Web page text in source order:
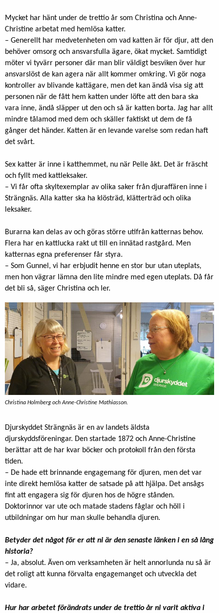
Mycket har hänt under de trettio år som Christina och Anne-
Christine arbetat med hemlösa katter.
– Generellt har medvetenheten om vad katten är för djur, att den
behöver omsorg och ansvarsfulla ägare, ökat mycket. Samtidigt
möter vi tyvärr personer där man blir väldigt besviken över hur
ansvarslöst de kan agera när allt kommer omkring. Vi gör noga
kontroller av blivande kattägare, men det kan ändå visa sig att
personen när de fått hem katten under löfte att den bara ska
vara inne, ändå släpper ut den och så är katten borta. Jag har allt
mindre tålamod med dem och skäller faktiskt ut dem de få
gånger det händer. Katten är en levande varelse som redan haft
det svårt.
Sex katter är inne i katthemmet, nu när Pelle åkt. Det är fräscht
och fyllt med kattleksaker.
– Vi får ofta skyltexemplar av olika saker från djuraffären inne i
Strängnäs. Alla katter ska ha klösträd, klätterträd och olika
leksaker.
Burarna kan delas av och göras större utifrån katternas behov.
Flera har en kattlucka rakt ut till en innätad rastgård. Men
katternas egna preferenser får styra.
– Som Gunnel, vi har erbjudit henne en stor bur utan uteplats,
men hon vägrar lämna den lite mindre med egen uteplats. Då får
det bli så, säger Christina och ler.
Christina Holmberg och Anne-Christine Mathiasson.
Djurskyddet Strängnäs är en av landets äldsta
djurskyddsföreningar. Den startade 1872 och Anne-Christine
berättar att de har kvar böcker och protokoll från den första
tiden.
– De hade ett brinnande engagemang för djuren, men det var
inte direkt hemlösa katter de satsade på att hjälpa. Det ansågs
fint att engagera sig för djuren hos de högre stånden.
Doktorinnor var ute och matade stadens fåglar och höll i
utbildningar om hur man skulle behandla djuren.
Betyder det något för er att ni är den senaste länken i en så lång
historia?
– Ja, absolut. Även om verksamheten är helt annorlunda nu så är
det roligt att kunna förvalta engagemanget och utveckla det
vidare.
Hur har arbetet förändrats under de trettio år ni varit aktiva i